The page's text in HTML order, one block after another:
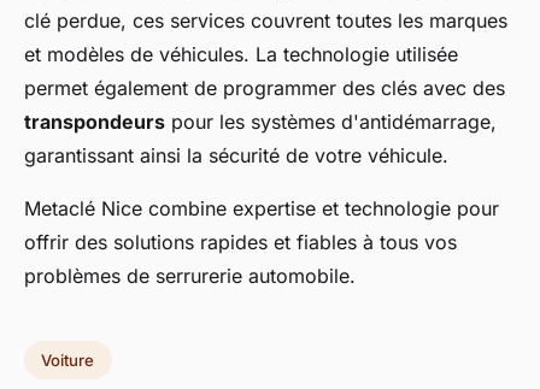
clé perdue, ces services couvrent toutes les marques
et modèles de véhicules. La technologie utilisée
permet également de programmer des clés avec des
transpondeurs pour les systèmes d'antidémarrage,
garantissant ainsi la sécurité de votre véhicule.
Metaclé Nice combine expertise et technologie pour
offrir des solutions rapides et fiables à tous vos
problèmes de serrurerie automobile.
Voiture